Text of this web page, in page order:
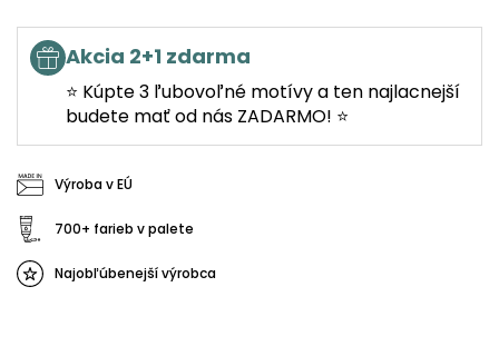
Akcia 2+1 zdarma
⭐ Kúpte 3 ľubovoľné motívy a ten najlacnejší
budete mať od nás ZADARMO! ⭐
Výroba v EÚ
700+ farieb v palete
Najobľúbenejší výrobca